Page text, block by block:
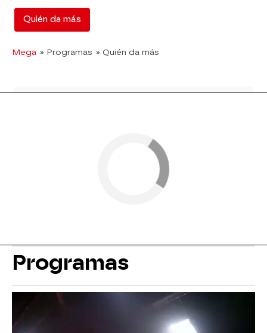
Quién da más
Mega » Programas » Quién da más
Programas